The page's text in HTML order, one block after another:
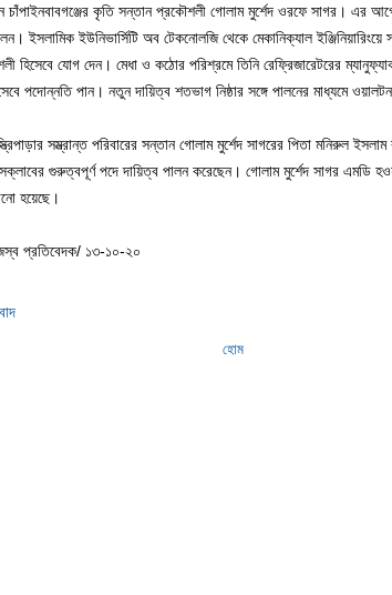
চাঁপাইনবাবগঞ্জের কৃতি সন্তান প্রকৌশলী গোলাম মুর্শেদ ওরফে সাগর। এর
ইসলামিক ইউনিভার্সিটি অব টেকনোলজি থেকে মেকানিক্যাল
হিসেবে যোগ দেন। মেধা ও কঠোর পরিশ্রমে তিনি রেফ্রিজারেটরের
পদোন্নতি পান। নতুন দায়িত্ব শতভাগ নিষ্ঠার সঙ্গে পালনের মাধ্যমে
সম্ভ্রান্ত পরিবারের সন্তান গোলাম মুর্শেদ সাগরের পিতা মনিরুল
গুরুত্বপূর্ণ পদে দায়িত্ব পালন করেছেন। গোলাম মুর্শেদ সাগর এমডি
হয়েছে।
প্রতিবেদক/ ১৩-১০-২০
হোম